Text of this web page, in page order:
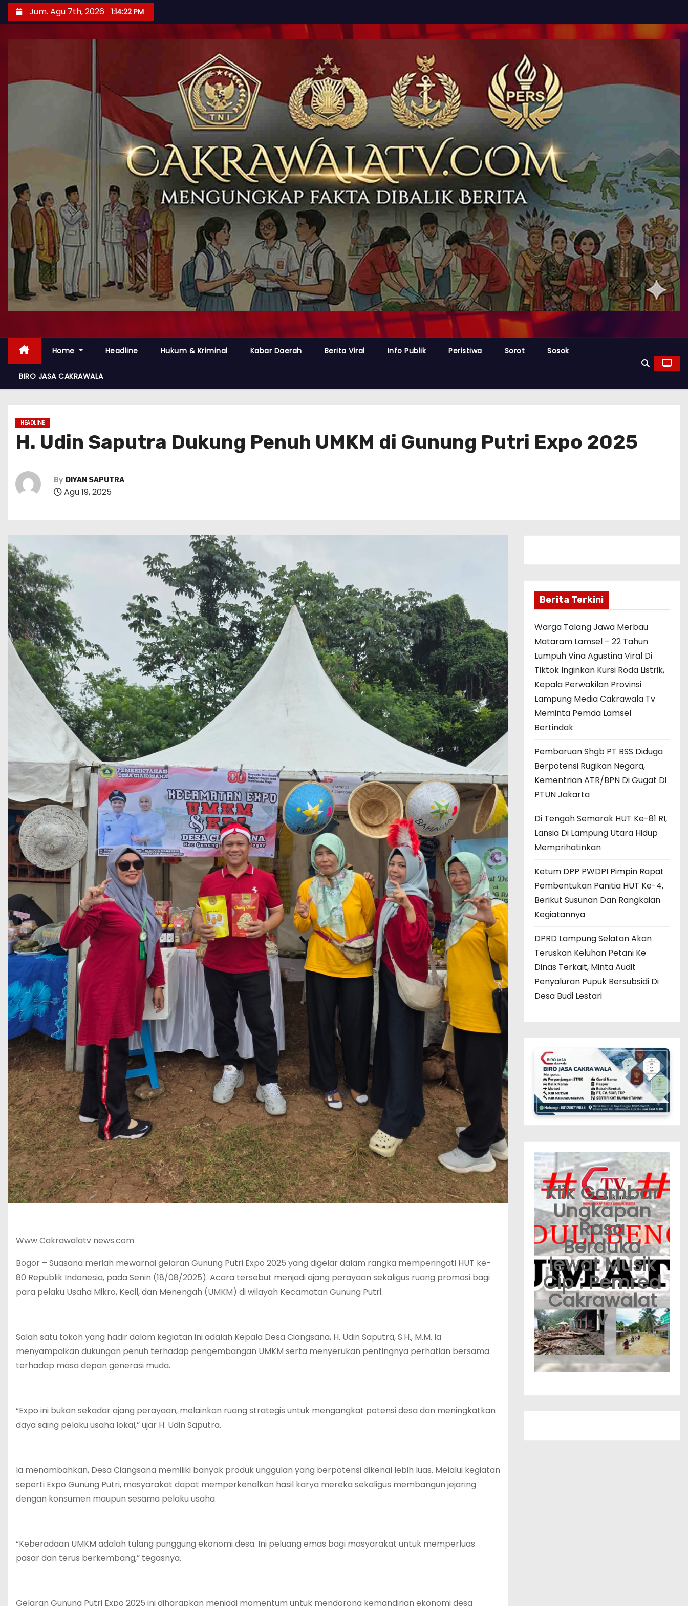
Jum. Agu 7th, 2026 1:14:24 PM
Home Headline Hukum & Kriminal Kabar Daerah Berita Viral Info Publik Peristiwa Sorot Sosok
BIRO JASA CAKRAWALA
HEADLINE
‎H. Udin Saputra Dukung Penuh UMKM di Gunung Putri Expo 2025 ‎
By DIYAN SAPUTRA
Agu 19, 2025
‎Www Cakrawalatv news.com
‎Bogor – Suasana meriah mewarnai gelaran Gunung Putri Expo 2025 yang digelar dalam rangka memperingati HUT ke-
80 Republik Indonesia, pada Senin (18/08/2025). Acara tersebut menjadi ajang perayaan sekaligus ruang promosi bagi
para pelaku Usaha Mikro, Kecil, dan Menengah (UMKM) di wilayah Kecamatan Gunung Putri.
‎Salah satu tokoh yang hadir dalam kegiatan ini adalah Kepala Desa Ciangsana, H. Udin Saputra, S.H., M.M. Ia
menyampaikan dukungan penuh terhadap pengembangan UMKM serta menyerukan pentingnya perhatian bersama
terhadap masa depan generasi muda.
‎“Expo ini bukan sekadar ajang perayaan, melainkan ruang strategis untuk mengangkat potensi desa dan meningkatkan
daya saing pelaku usaha lokal,” ujar H. Udin Saputra.
‎Ia menambahkan, Desa Ciangsana memiliki banyak produk unggulan yang berpotensi dikenal lebih luas. Melalui kegiatan
seperti Expo Gunung Putri, masyarakat dapat memperkenalkan hasil karya mereka sekaligus membangun jejaring
dengan konsumen maupun sesama pelaku usaha.
‎“Keberadaan UMKM adalah tulang punggung ekonomi desa. Ini peluang emas bagi masyarakat untuk memperluas
pasar dan terus berkembang,” tegasnya.
‎Gelaran Gunung Putri Expo 2025 ini diharapkan menjadi momentum untuk mendorong kemandirian ekonomi desa
Berita Terkini
Warga Talang Jawa Merbau
Mataram Lamsel – 22 Tahun
Lumpuh Vina Agustina Viral Di
Tiktok Inginkan Kursi Roda Listrik,
Kepala Perwakilan Provinsi
Lampung Media Cakrawala Tv
Meminta Pemda Lamsel
Bertindak
Pembaruan Shgb PT BSS Diduga
Berpotensi Rugikan Negara,
Kementrian ATR/BPN Di Gugat Di
PTUN Jakarta
Di Tengah Semarak HUT Ke-81 RI,
Lansia Di Lampung Utara Hidup
Memprihatinkan
Ketum DPP PWDPI Pimpin Rapat
Pembentukan Panitia HUT Ke-4,
Berikut Susunan Dan Rangkaian
Kegiatannya
DPRD Lampung Selatan Akan
Teruskan Keluhan Petani Ke
Dinas Terkait, Minta Audit
Penyaluran Pupuk Bersubsidi Di
Desa Budi Lestari
Klik Gambar
Ungkapan
Rasa
Berduka
lewat Musik
Cip : Pemred
Cakrawalat
v